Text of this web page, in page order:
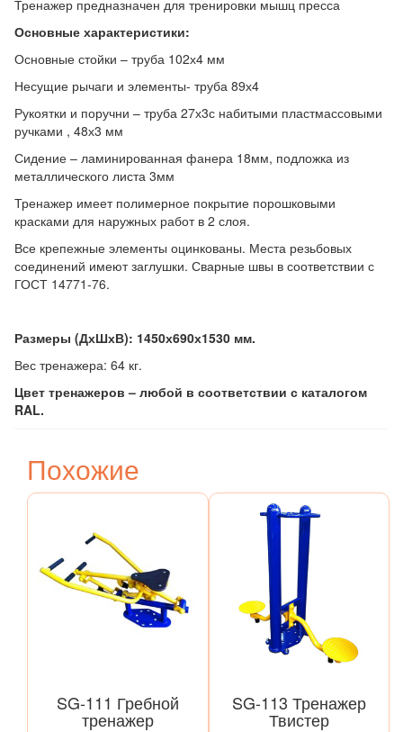
Тренажер предназначен для тренировки мышц пресса
Основные характеристики:
Основные стойки – труба 102х4 мм
Несущие рычаги и элементы- труба 89х4
Рукоятки и поручни – труба 27х3с набитыми пластмассовыми
ручками , 48х3 мм
Сидение – ламинированная фанера 18мм, подложка из
металлического листа 3мм
Тренажер имеет полимерное покрытие порошковыми
красками для наружных работ в 2 слоя.
Все крепежные элементы оцинкованы. Места резьбовых
соединений имеют заглушки. Сварные швы в соответствии с
ГОСТ 14771-76.
Размеры (ДхШхВ): 1450х690х1530 мм.
Вес тренажера: 64 кг.
Цвет тренажеров – любой в соответствии с каталогом
RAL.
Похожие
SG-111 Гребной
тренажер
SG-113 Тренажер
Твистер